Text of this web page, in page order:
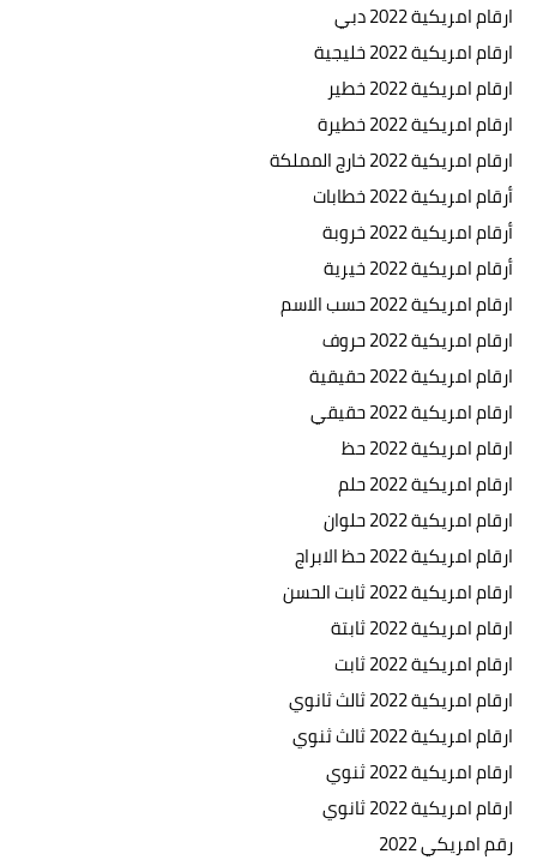
ارقام امريكية 2022 دبي
ارقام امريكية 2022 خليجية
ارقام امريكية 2022 خطير
ارقام امريكية 2022 خطيرة
ارقام امريكية 2022 خارج المملكة
أرقام امريكية 2022 خطابات
أرقام امريكية 2022 خروبة
أرقام امريكية 2022 خيرية
ارقام امريكية 2022 حسب الاسم
ارقام امريكية 2022 حروف
ارقام امريكية 2022 حقيقية
ارقام امريكية 2022 حقيقي
ارقام امريكية 2022 حظ
ارقام امريكية 2022 حلم
ارقام امريكية 2022 حلوان
ارقام امريكية 2022 حظ الابراج
ارقام امريكية 2022 ثابت الحسن
ارقام امريكية 2022 ثابتة
ارقام امريكية 2022 ثابت
ارقام امريكية 2022 ثالث ثانوي
ارقام امريكية 2022 ثالث ثنوي
ارقام امريكية 2022 ثنوي
ارقام امريكية 2022 ثانوي
رقم امريكي 2022